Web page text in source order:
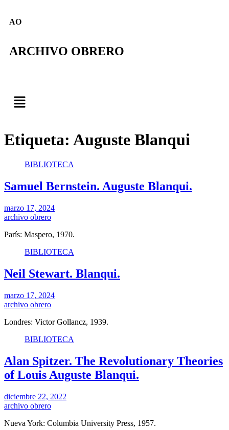
AO
ARCHIVO OBRERO
Etiqueta: Auguste Blanqui
BIBLIOTECA
Samuel Bernstein. Auguste Blanqui.
marzo 17, 2024
archivo obrero
París: Maspero, 1970.
BIBLIOTECA
Neil Stewart. Blanqui.
marzo 17, 2024
archivo obrero
Londres: Victor Gollancz, 1939.
BIBLIOTECA
Alan Spitzer. The Revolutionary Theories
of Louis Auguste Blanqui.
diciembre 22, 2022
archivo obrero
Nueva York: Columbia University Press, 1957.